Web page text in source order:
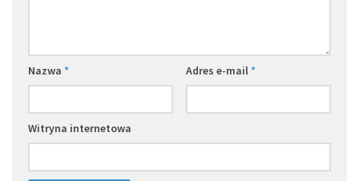
Nazwa * Adres e-mail*
Witryna internetowa